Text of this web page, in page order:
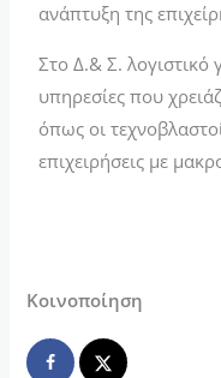
ανάπτυξη της
Στο Δ.& Σ. λογιστικό
υπηρεσίες που
όπως οι
επιχειρήσεις με
Κοινοποίηση